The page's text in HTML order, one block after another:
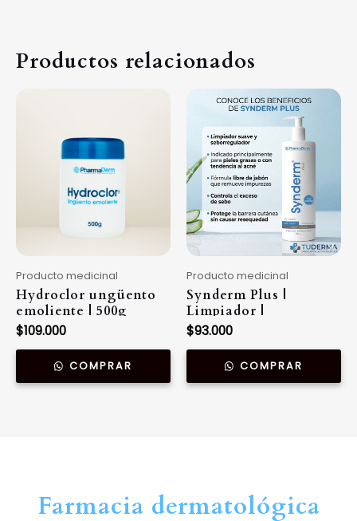
Productos relacionados
Producto medicinal
Hydroclor ungüento
emoliente | 500g
$109.000
COMPRAR
Producto medicinal
Synderm Plus |
Limpiador |
Antipolución | 300ml
$93.000
COMPRAR
Farmacia dermatológica